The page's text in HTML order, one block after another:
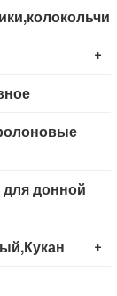
+
донной
+